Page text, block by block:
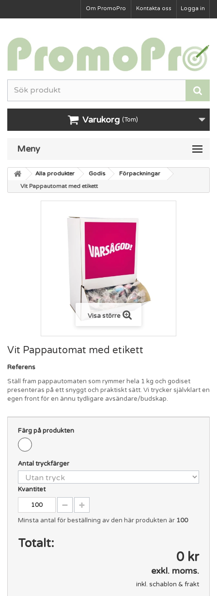
Logga in
Kontakta oss
Om PromoPro
Varukorg (Tom)
Meny
Alla produkter Godis
Förpackningar
Vit Pappautomat med etikett
Visa större
Vit Pappautomat med etikett
Referens
Ställ fram pappautomaten som rymmer hela 1 kg och godiset
presenteras på ett snyggt och praktiskt sätt. Vi trycker självklart en
egen front för en ännu tydligare avsändare/budskap.
Färg på produkten
Antal tryckfärger
Kvantitet
Minsta antal för beställning av den här produkten är 100
Totalt:
0 kr
exkl. moms.
inkl. schablon & frakt